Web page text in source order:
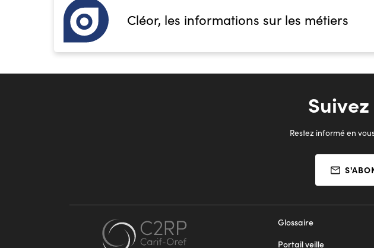
Cléor, les informations sur les métiers
Restez informé en
Glossaire
Portail veille